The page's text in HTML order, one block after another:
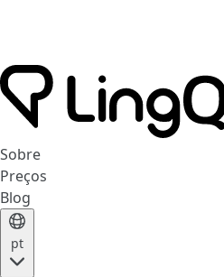
Sobre
Preços
Blog
pt